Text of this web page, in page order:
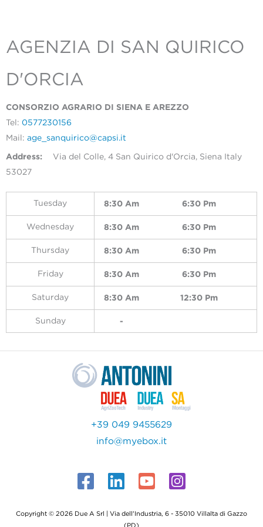
AGENZIA DI SAN QUIRICO
D'ORCIA
CONSORZIO AGRARIO DI SIENA E AREZZO
Tel: 0577230156
Mail: age_sanquirico@capsi.it
Address: Via del Colle, 4 San Quirico d'Orcia, Siena Italy
53027
Tuesday 8:30 Am 6:30 Pm
Wednesday 8:30 Am 6:30 Pm
Thursday 8:30 Am 6:30 Pm
Friday 8:30 Am 6:30 Pm
Saturday 8:30 Am 12:30 Pm
Sunday
+39 049 9455629
info@myebox.it
Copyright © 2026 Due A Srl | Via dell'Industria, 6 - 35010 Villalta di Gazzo